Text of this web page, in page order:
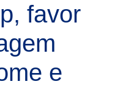
favor
e